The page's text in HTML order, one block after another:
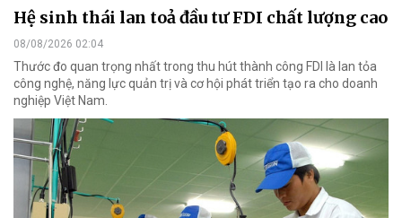
Hệ sinh thái lan toả đầu tư FDI chất lượng cao
08/08/2026 02:04
Thước đo quan trọng nhất trong thu hút thành công FDI là lan tỏa
công nghệ, năng lực quản trị và cơ hội phát triển tạo ra cho doanh
nghiệp Việt Nam.